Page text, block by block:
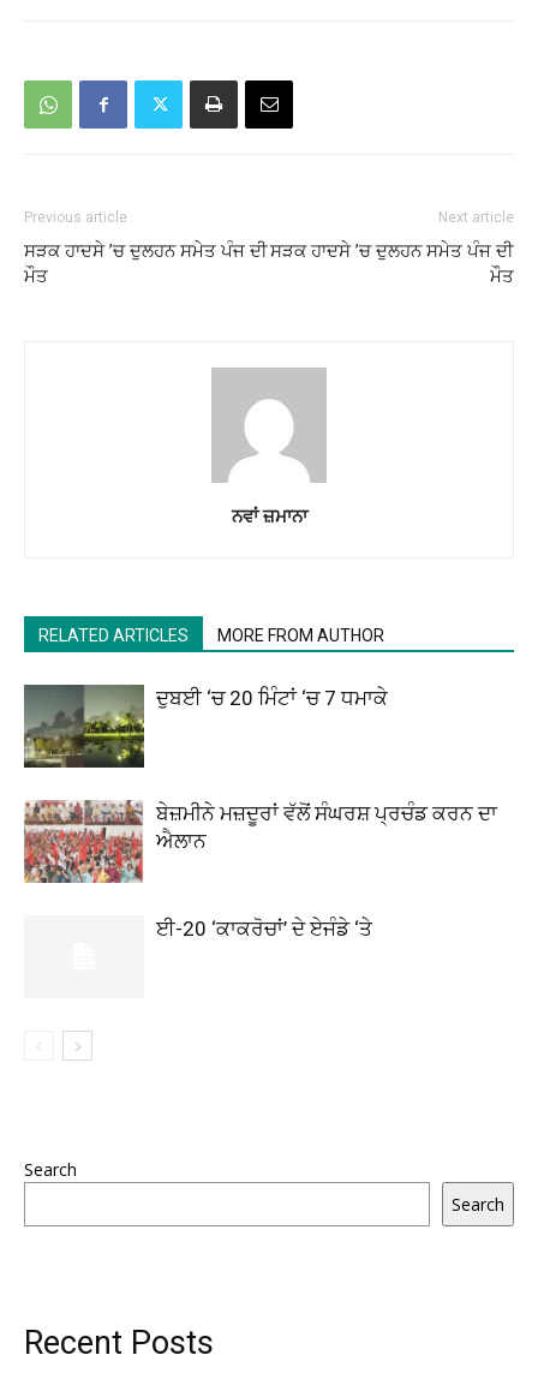
Previous article
ਸੜਕ ਹਾਦਸੇ ’ਚ ਦੁਲਹਨ ਸਮੇਤ ਪੰਜ ਦੀ
ਮੌਤ
Next article
ਸੜਕ ਹਾਦਸੇ ’ਚ ਦੁਲਹਨ ਸਮੇਤ ਪੰਜ ਦੀ
ਮੌਤ
ਨਵਾਂ ਜ਼ਮਾਨਾ
RELATED ARTICLES MORE FROM AUTHOR
ਦੁਬਈ ‘ਚ 20 ਮਿੰਟਾਂ ‘ਚ 7 ਧਮਾਕੇ
ਬੇਜ਼ਮੀਨੇ ਮਜ਼ਦੂਰਾਂ ਵੱਲੋਂ ਸੰਘਰਸ਼ ਪ੍ਰਚੰਡ ਕਰਨ ਦਾ
ਐਲਾਨ
ਈ-20 ‘ਕਾਕਰੋਚਾਂ’ ਦੇ ਏਜੰਡੇ ‘ਤੇ
Search
Search
Recent Posts